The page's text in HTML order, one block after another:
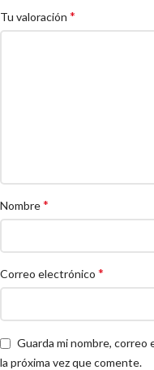
Tu valoración *
Nombre*
Correo electrónico *
Guarda mi nombre,
la próxima vez que comente.